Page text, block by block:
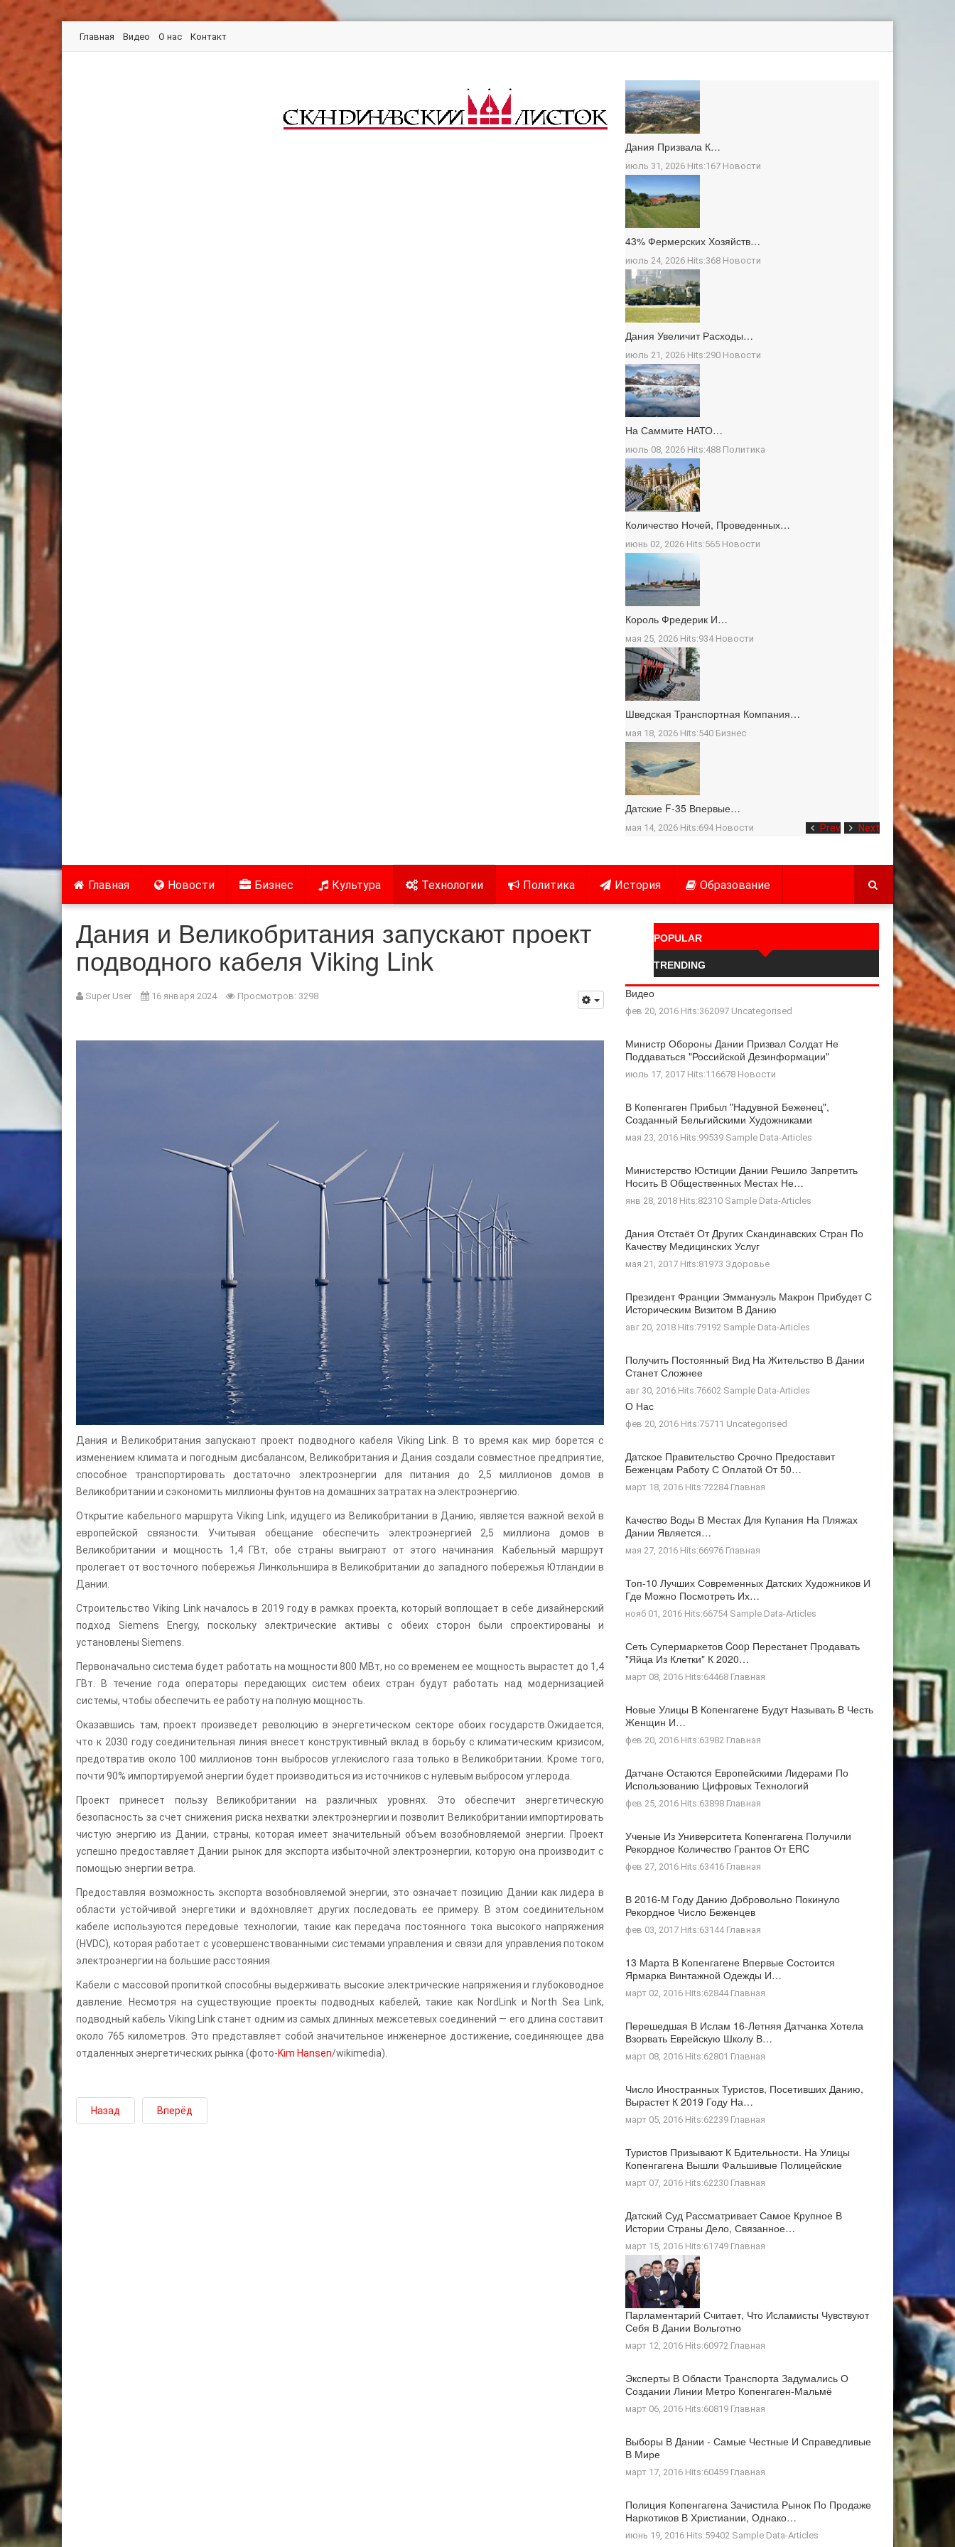
Главная Видео О нас Контакт
Prev Next
Дания Призвала К…
июль 31, 2026 Hits:167 Новости
43% Фермерских Хозяйств…
июль 24, 2026 Hits:368 Новости
Дания Увеличит Расходы…
июль 21, 2026 Hits:290 Новости
На Саммите НАТО…
июль 08, 2026 Hits:488 Политика
Количество Ночей, Проведенных…
июнь 02, 2026 Hits:565 Новости
Король Фредерик И…
мая 25, 2026 Hits:934 Новости
Шведская Транспортная Компания…
мая 18, 2026 Hits:540 Бизнес
Датские F-35 Впервые…
мая 14, 2026 Hits:694 Новости
Главная Новости Бизнес Культура Технологии Политика История Образование
Дания и Великобритания запускают проект
подводного кабеля Viking Link
Super User 16 января 2024 Просмотров: 3298
Дания и Великобритания запускают проект подводного кабеля Viking Link. В то время как мир борется с
изменением климата и погодным дисбалансом, Великобритания и Дания создали совместное предприятие,
способное транспортировать достаточно электроэнергии для питания до 2,5 миллионов домов в
Великобритании и сэкономить миллионы фунтов на домашних затратах на электроэнергию.
Открытие кабельного маршрута Viking Link, идущего из Великобритании в Данию, является важной вехой в
европейской связности. Учитывая обещание обеспечить электроэнергией 2,5 миллиона домов в
Великобритании и мощность 1,4 ГВт, обе страны выиграют от этого начинания. Кабельный маршрут
пролегает от восточного побережья Линкольншира в Великобритании до западного побережья Ютландии в
Дании.
Строительство Viking Link началось в 2019 году в рамках проекта, который воплощает в себе дизайнерский
подход Siemens Energy, поскольку электрические активы с обеих сторон были спроектированы и
установлены Siemens.
Первоначально система будет работать на мощности 800 МВт, но со временем ее мощность вырастет до 1,4
ГВт. В течение года операторы передающих систем обеих стран будут работать над модернизацией
системы, чтобы обеспечить ее работу на полную мощность.
Оказавшись там, проект произведет революцию в энергетическом секторе обоих государств.Ожидается,
что к 2030 году соединительная линия внесет конструктивный вклад в борьбу с климатическим кризисом,
предотвратив около 100 миллионов тонн выбросов углекислого газа только в Великобритании. Кроме того,
почти 90% импортируемой энергии будет производиться из источников с нулевым выбросом углерода.
Проект принесет пользу Великобритании на различных уровнях. Это обеспечит энергетическую
безопасность за счет снижения риска нехватки электроэнергии и позволит Великобритании импортировать
чистую энергию из Дании, страны, которая имеет значительный объем возобновляемой энергии. Проект
успешно предоставляет Дании рынок для экспорта избыточной электроэнергии, которую она производит с
помощью энергии ветра.
Предоставляя возможность экспорта возобновляемой энергии, это означает позицию Дании как лидера в
области устойчивой энергетики и вдохновляет других последовать ее примеру. В этом соединительном
кабеле используются передовые технологии, такие как передача постоянного тока высокого напряжения
(HVDC), которая работает с усовершенствованными системами управления и связи для управления потоком
электроэнергии на большие расстояния.
Кабели с массовой пропиткой способны выдерживать высокие электрические напряжения и глубоководное
давление. Несмотря на существующие проекты подводных кабелей, такие как NordLink и North Sea Link,
подводный кабель Viking Link станет одним из самых длинных межсетевых соединений — его длина составит
около 765 километров. Это представляет собой значительное инженерное достижение, соединяющее два
отдаленных энергетических рынка (фото-Kim Hansen/wikimedia).
Назад Вперёд
POPULAR
TRENDING
Видео
фев 20, 2016 Hits:362097 Uncategorised
Министр Обороны Дании Призвал Солдат Не
Поддаваться "российской Дезинформации"
июль 17, 2017 Hits:116678 Новости
В Копенгаген Прибыл "Надувной Беженец",
Созданный Бельгийскими Художниками
мая 23, 2016 Hits:99539 Sample Data-Articles
Министерство Юстиции Дании Решило Запретить
Носить В Общественных Местах Не…
янв 28, 2018 Hits:82310 Sample Data-Articles
Дания Отстаёт От Других Скандинавских Стран По
Качеству Медицинских Услуг
мая 21, 2017 Hits:81973 Здоровье
Президент Франции Эммануэль Макрон Прибудет С
Историческим Визитом В Данию
авг 20, 2018 Hits:79192 Sample Data-Articles
Получить Постоянный Вид На Жительство В Дании
Станет Сложнее
авг 30, 2016 Hits:76602 Sample Data-Articles
О Нас
фев 20, 2016 Hits:75711 Uncategorised
Датское Правительство Срочно Предоставит
Беженцам Работу С Оплатой От 50…
март 18, 2016 Hits:72284 Главная
Качество Воды В Местах Для Купания На Пляжах
Дании Является…
мая 27, 2016 Hits:66976 Главная
Топ-10 Лучших Современных Датских Художников И
Где Можно Посмотреть Их…
нояб 01, 2016 Hits:66754 Sample Data-Articles
Сеть Супермаркетов Coop Перестанет Продавать
"яйца Из Клетки" К 2020…
март 08, 2016 Hits:64468 Главная
Новые Улицы В Копенгагене Будут Называть В Честь
Женщин И…
фев 20, 2016 Hits:63982 Главная
Датчане Остаются Европейскими Лидерами По
Использованию Цифровых Технологий
фев 25, 2016 Hits:63898 Главная
Ученые Из Университета Копенгагена Получили
Рекордное Количество Грантов От ERC
фев 27, 2016 Hits:63416 Главная
В 2016-М Году Данию Добровольно Покинуло
Рекордное Число Беженцев
фев 03, 2017 Hits:63144 Главная
13 Марта В Копенгагене Впервые Состоится
Ярмарка Винтажной Одежды И…
март 02, 2016 Hits:62844 Главная
Перешедшая В Ислам 16-Летняя Датчанка Хотела
Взорвать Еврейскую Школу В…
март 08, 2016 Hits:62801 Главная
Число Иностранных Туристов, Посетивших Данию,
Вырастет К 2019 Году На…
март 05, 2016 Hits:62239 Главная
Туристов Призывают К Бдительности. На Улицы
Копенгагена Вышли Фальшивые Полицейские
март 07, 2016 Hits:62230 Главная
Датский Суд Рассматривает Самое Крупное В
Истории Страны Дело, Связанное…
март 15, 2016 Hits:61749 Главная
Парламентарий Считает, Что Исламисты Чувствуют
Себя В Дании Вольготно
март 12, 2016 Hits:60972 Главная
Эксперты В Области Транспорта Задумались О
Создании Линии Метро Копенгаген-Мальмё
март 06, 2016 Hits:60819 Главная
Выборы В Дании - Самые Честные И Справедливые
В Мире
март 17, 2016 Hits:60459 Главная
Полиция Копенгагена Зачистила Рынок По Продаже
Наркотиков В Христиании, Однако…
июнь 19, 2016 Hits:59402 Sample Data-Articles